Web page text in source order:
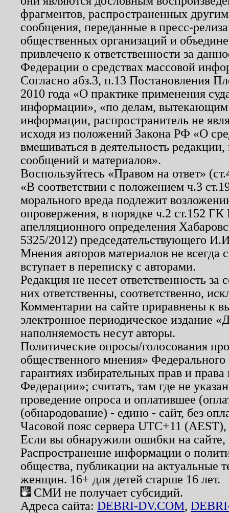
фрагментов, распространенных
сообщения, переданные в пресс-
общественных организаций и
привлечено к ответственности за
Федерации о средствах массовой
Согласно абз.3, п.13 Постановления
2010 года «О практике применения
информации», «по делам, вытекающим
информации, распространитель не
исходя из положений Закона РФ «О
вмешиваться в деятельность
сообщений и материалов».
Воспользуйтесь «Правом на ответ»
«В соответствии с положением ч.3
морального вреда подлежит
опровержения, в порядке ч.2 ст.152
апелляционного определения
5325/2012) председательствующего
Мнения авторов материалов не
вступает в переписку с авторами.
Редакция не несет ответственность
них ответственны, соответственно,
Комментарии на сайте приравнены к
электронное периодическое издание
наполняемость несут авторы.
Политические опросы/голосования
общественного мнения»
гарантиях избирательных прав и
Федерации»; считать, там где не
проведение опроса и оплатившее
(обнародование) - едино - сайт, без
Часовой пояс сервера UTC+11
Если вы обнаружили ошибки на
Распространение информации о
общества, публикации на актуальные
женщин. 16+ для детей старше 16 лет.
СМИ не получает субсидий.
Адреса сайта: DEBRI-DV.COM,